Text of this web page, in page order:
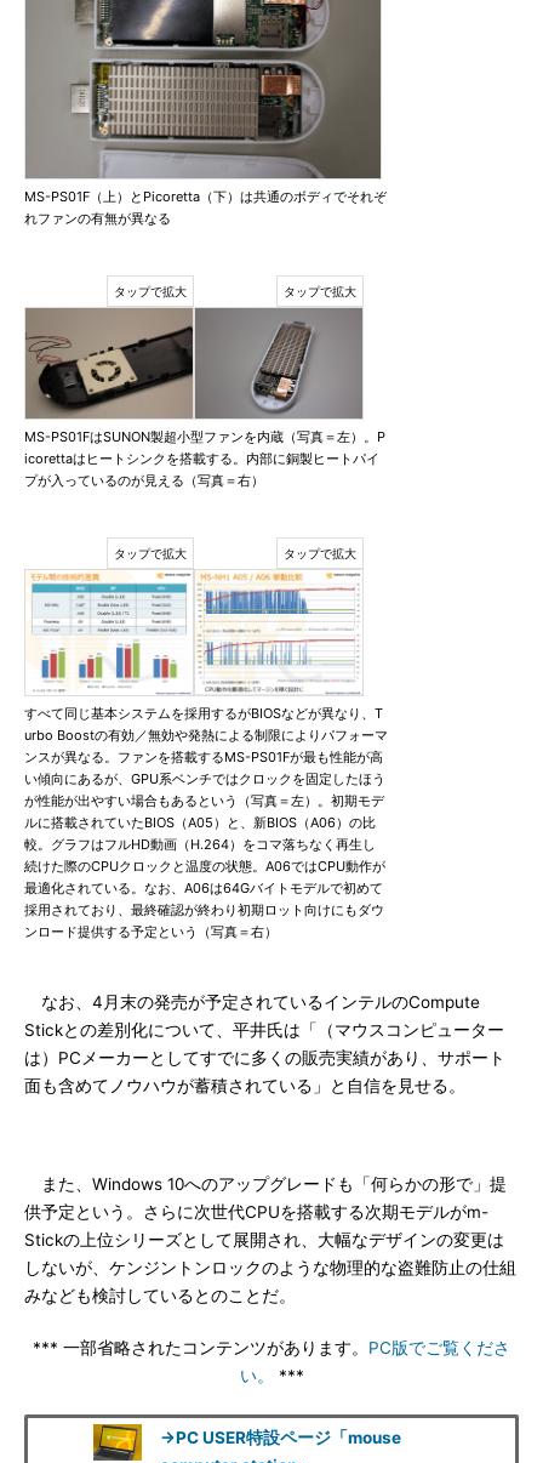
MS-PS01F（上）とPicoretta（下）は共通のボディでそれぞ
れファンの有無が異なる
MS-PS01FはSUNON製超小型ファンを内蔵（写真＝左）。P
icorettaはヒートシンクを搭載する。内部に銅製ヒートパイ
プが入っているのが見える（写真＝右）
すべて同じ基本システムを採用するがBIOSなどが異なり、T
urbo Boostの有効／無効や発熱による制限によりパフォーマ
ンスが異なる。ファンを搭載するMS-PS01Fが最も性能が高
い傾向にあるが、GPU系ベンチではクロックを固定したほう
が性能が出やすい場合もあるという（写真＝左）。初期モデ
ルに搭載されていたBIOS（A05）と、新BIOS（A06）の比
較。グラフはフルHD動画（H.264）をコマ落ちなく再生し
続けた際のCPUクロックと温度の状態。A06ではCPU動作が
最適化されている。なお、A06は64Gバイトモデルで初めて
採用されており、最終確認が終わり初期ロット向けにもダウ
ンロード提供する予定という（写真＝右）
なお、4月末の発売が予定されているインテルのCompute
Stickとの差別化について、平井氏は「（マウスコンピューター
は）PCメーカーとしてすでに多くの販売実績があり、サポート
面も含めてノウハウが蓄積されている」と自信を見せる。
また、Windows 10へのアップグレードも「何らかの形で」提
供予定という。さらに次世代CPUを搭載する次期モデルがm-
Stickの上位シリーズとして展開され、大幅なデザインの変更は
しないが、ケンジントンロックのような物理的な盗難防止の仕組
みなども検討しているとのことだ。
*** 一部省略されたコンテンツがあります。 PC版でご覧くださ
い。
***
→PC USER特設ページ「mouse